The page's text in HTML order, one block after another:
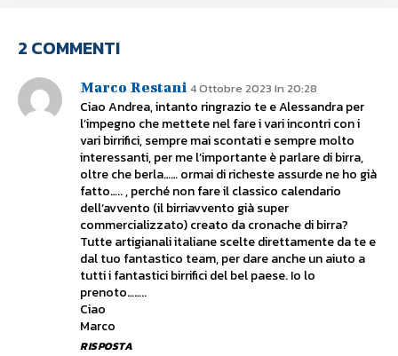
2 COMMENTI
Marco Restani 4 Ottobre 2023 In 20:28
Ciao Andrea, intanto ringrazio te e Alessandra per
l’impegno che mettete nel fare i vari incontri con i
vari birrifici, sempre mai scontati e sempre molto
interessanti, per me l’importante è parlare di birra,
oltre che berla…… ormai di richeste assurde ne ho già
fatto….. , perché non fare il classico calendario
dell’avvento (il birriavvento già super
commercializzato) creato da cronache di birra?
Tutte artigianali italiane scelte direttamente da te e
dal tuo fantastico team, per dare anche un aiuto a
tutti i fantastici birrifici del bel paese. Io lo
prenoto……..
Ciao
Marco
RISPOSTA